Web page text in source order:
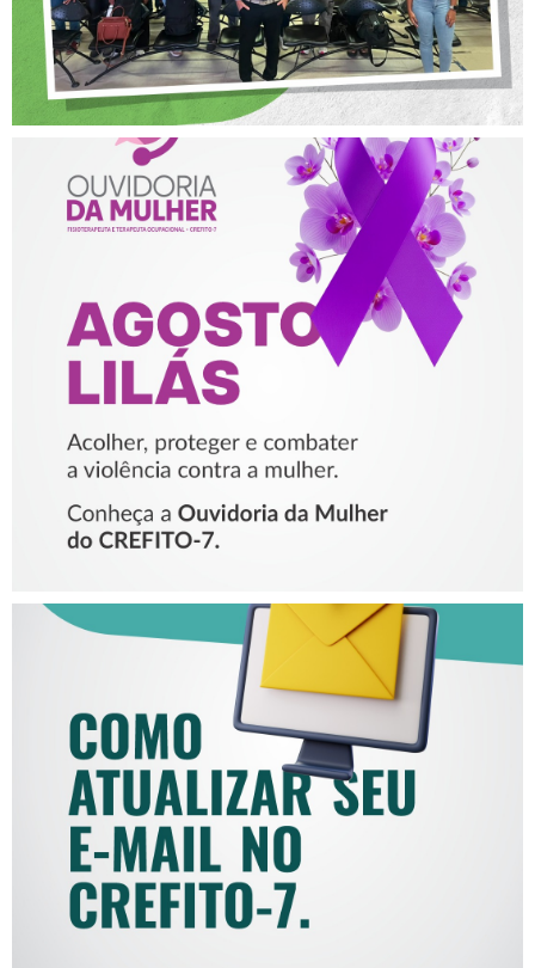
AGOSTO LILÁS – ACOLHER,
PROTEGER E COMBATER A
VIOLÊNCIA CONTRA A
MULHER
COMO ATUALIZAR SEU E-
MAIL NO CREFITO-7